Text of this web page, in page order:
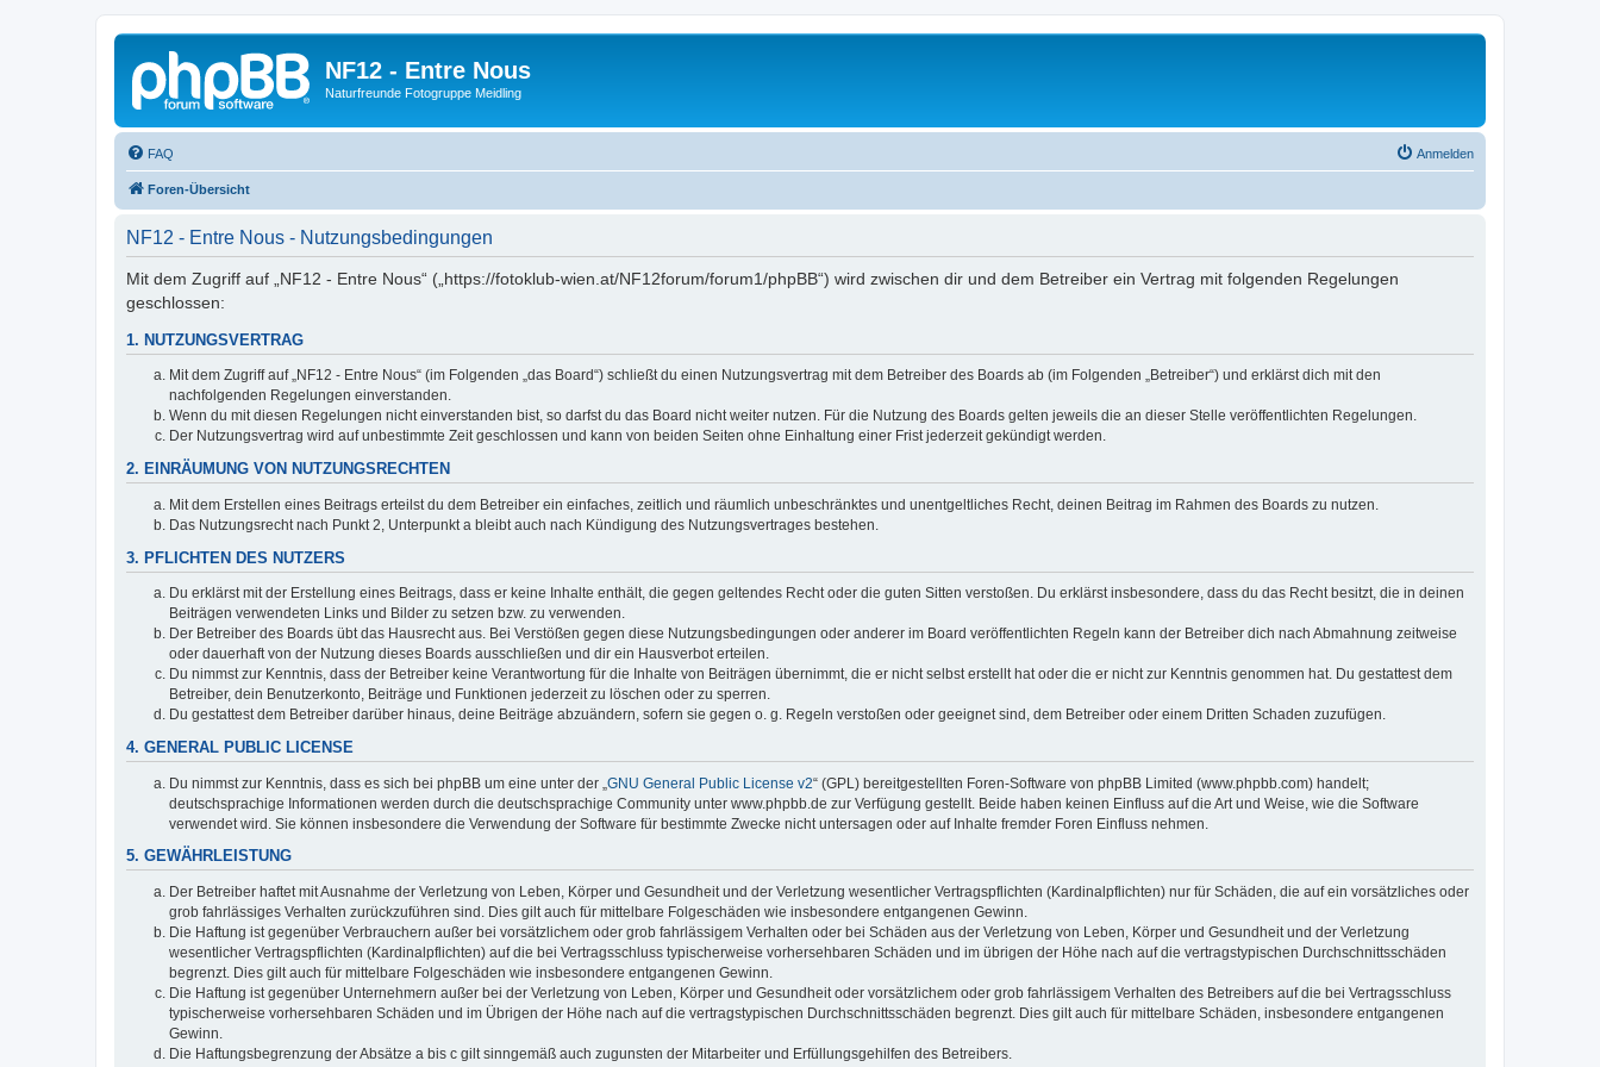
NF12 - Entre Nous
Naturfreunde Fotogruppe Meidling
FAQ Anmelden
Foren-Übersicht
NF12 - Entre Nous - Nutzungsbedingungen
Mit dem Zugriff auf „NF12 - Entre Nous“ („https://fotoklub-wien.at/NF12forum/forum1/phpBB“) wird zwischen dir und dem Betreiber ein Vertrag mit folgenden Regelungen
geschlossen:
1. NUTZUNGSVERTRAG
Mit dem Zugriff auf „NF12 - Entre Nous“ (im Folgenden „das Board“) schließt du einen Nutzungsvertrag mit dem Betreiber des Boards ab (im Folgenden „Betreiber“) und erklärst dich mit den
nachfolgenden Regelungen einverstanden.
Wenn du mit diesen Regelungen nicht einverstanden bist, so darfst du das Board nicht weiter nutzen. Für die Nutzung des Boards gelten jeweils die an dieser Stelle veröffentlichten Regelungen.
Der Nutzungsvertrag wird auf unbestimmte Zeit geschlossen und kann von beiden Seiten ohne Einhaltung einer Frist jederzeit gekündigt werden.
2. EINRÄUMUNG VON NUTZUNGSRECHTEN
Mit dem Erstellen eines Beitrags erteilst du dem Betreiber ein einfaches, zeitlich und räumlich unbeschränktes und unentgeltliches Recht, deinen Beitrag im Rahmen des Boards zu nutzen.
Das Nutzungsrecht nach Punkt 2, Unterpunkt a bleibt auch nach Kündigung des Nutzungsvertrages bestehen.
3. PFLICHTEN DES NUTZERS
Du erklärst mit der Erstellung eines Beitrags, dass er keine Inhalte enthält, die gegen geltendes Recht oder die guten Sitten verstoßen. Du erklärst insbesondere, dass du das Recht besitzt, die in deinen
Beiträgen verwendeten Links und Bilder zu setzen bzw. zu verwenden.
Der Betreiber des Boards übt das Hausrecht aus. Bei Verstößen gegen diese Nutzungsbedingungen oder anderer im Board veröffentlichten Regeln kann der Betreiber dich nach Abmahnung zeitweise
oder dauerhaft von der Nutzung dieses Boards ausschließen und dir ein Hausverbot erteilen.
Du nimmst zur Kenntnis, dass der Betreiber keine Verantwortung für die Inhalte von Beiträgen übernimmt, die er nicht selbst erstellt hat oder die er nicht zur Kenntnis genommen hat. Du gestattest dem
Betreiber, dein Benutzerkonto, Beiträge und Funktionen jederzeit zu löschen oder zu sperren.
Du gestattest dem Betreiber darüber hinaus, deine Beiträge abzuändern, sofern sie gegen o. g. Regeln verstoßen oder geeignet sind, dem Betreiber oder einem Dritten Schaden zuzufügen.
4. GENERAL PUBLIC LICENSE
Du nimmst zur Kenntnis, dass es sich bei phpBB um eine unter der „ GNU General Public License v2“ (GPL) bereitgestellten Foren-Software von phpBB Limited (www.phpbb.com) handelt;
deutschsprachige Informationen werden durch die deutschsprachige Community unter www.phpbb.de zur Verfügung gestellt. Beide haben keinen Einfluss auf die Art und Weise, wie die Software
verwendet wird. Sie können insbesondere die Verwendung der Software für bestimmte Zwecke nicht untersagen oder auf Inhalte fremder Foren Einfluss nehmen.
5. GEWÄHRLEISTUNG
Der Betreiber haftet mit Ausnahme der Verletzung von Leben, Körper und Gesundheit und der Verletzung wesentlicher Vertragspflichten (Kardinalpflichten) nur für Schäden, die auf ein vorsätzliches oder
grob fahrlässiges Verhalten zurückzuführen sind. Dies gilt auch für mittelbare Folgeschäden wie insbesondere entgangenen Gewinn.
Die Haftung ist gegenüber Verbrauchern außer bei vorsätzlichem oder grob fahrlässigem Verhalten oder bei Schäden aus der Verletzung von Leben, Körper und Gesundheit und der Verletzung
wesentlicher Vertragspflichten (Kardinalpflichten) auf die bei Vertragsschluss typischerweise vorhersehbaren Schäden und im übrigen der Höhe nach auf die vertragstypischen Durchschnittsschäden
begrenzt. Dies gilt auch für mittelbare Folgeschäden wie insbesondere entgangenen Gewinn.
Die Haftung ist gegenüber Unternehmern außer bei der Verletzung von Leben, Körper und Gesundheit oder vorsätzlichem oder grob fahrlässigem Verhalten des Betreibers auf die bei Vertragsschluss
typischerweise vorhersehbaren Schäden und im Übrigen der Höhe nach auf die vertragstypischen Durchschnittsschäden begrenzt. Dies gilt auch für mittelbare Schäden, insbesondere entgangenen
Gewinn.
Die Haftungsbegrenzung der Absätze a bis c gilt sinngemäß auch zugunsten der Mitarbeiter und Erfüllungsgehilfen des Betreibers.